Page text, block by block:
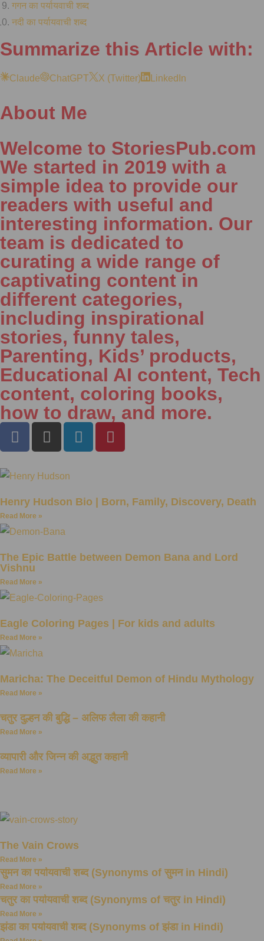
गगन का पर्यायवाची शब्द
नदी का पर्यायवाची शब्द
Summarize this Article with:
Claude ChatGPT X (Twitter) LinkedIn
About Me
Welcome to StoriesPub.com
We started in 2019 with a
simple idea to provide our
readers with useful and
interesting information. Our
team is dedicated to
curating a wide range of
captivating content in
different categories,
including inspirational
stories, funny tales,
Parenting, Kids’ products,
Educational AI content, Tech
content, coloring books,
how to draw, and more.
Henry Hudson Bio | Born, Family, Discovery, Death
Read More »
The Epic Battle between Demon Bana and Lord
Vishnu
Read More »
Eagle Coloring Pages | For kids and adults
Read More »
Maricha: The Deceitful Demon of Hindu Mythology
Read More »
चतुर दुल्हन की बुद्धि – अलिफ लैला की कहानी
Read More »
व्यापारी और जिन्न की अद्भुत कहानी
Read More »
The Vain Crows
Read More »
सुमन का पर्यायवाची शब्द (Synonyms of सुमन in Hindi)
Read More »
चतुर का पर्यायवाची शब्द (Synonyms of चतुर in Hindi)
Read More »
झंडा का पर्यायवाची शब्द (Synonyms of झंडा in Hindi)